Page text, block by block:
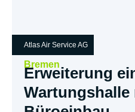
Atlas Air Service AG
Bremen
Erweiterung
Wartungshalle